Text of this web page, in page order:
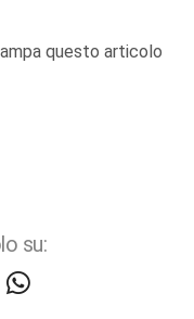
questo articolo
su: